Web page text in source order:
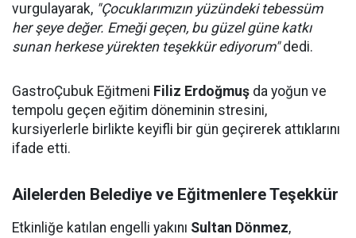
vurgulayarak, "Çocuklarımızın yüzündeki tebessüm
her şeye değer. Emeği geçen, bu güzel güne katkı
sunan herkese yürekten teşekkür ediyorum"dedi.
GastroÇubuk Eğitmeni Filiz Erdoğmuş da yoğun ve
tempolu geçen eğitim döneminin stresini,
kursiyerlerle birlikte keyifli bir gün geçirerek attıklarını
ifade etti.
Ailelerden Belediye ve Eğitmenlere Teşekkür
Etkinliğe katılan engelli yakını Sultan Dönmez,